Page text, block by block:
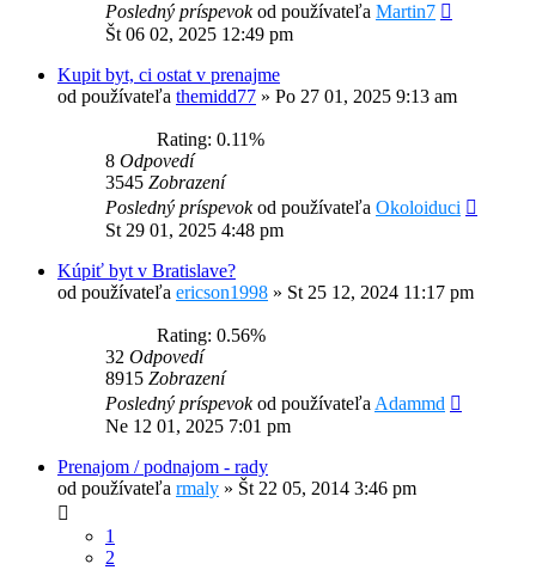
Posledný príspevokod používateľa Martin7
Št 06 02, 2025 12:49 pm
Kupit byt, ci ostat v prenajme
od používateľa themidd77 » Po 27 01, 2025 9:13 am
Rating: 0.11%
8 Odpovedí
3545 Zobrazení
Posledný príspevokod používateľa Okoloiduci
St 29 01, 2025 4:48 pm
Kúpiť byt v Bratislave?
od používateľa ericson1998 » St 25 12, 2024 11:17 pm
Rating: 0.56%
32 Odpovedí
8915 Zobrazení
Posledný príspevokod používateľaAdammd
Ne 12 01, 2025 7:01 pm
Prenajom / podnajom - rady
od používateľa rmaly » Št 22 05, 2014 3:46 pm
1
2